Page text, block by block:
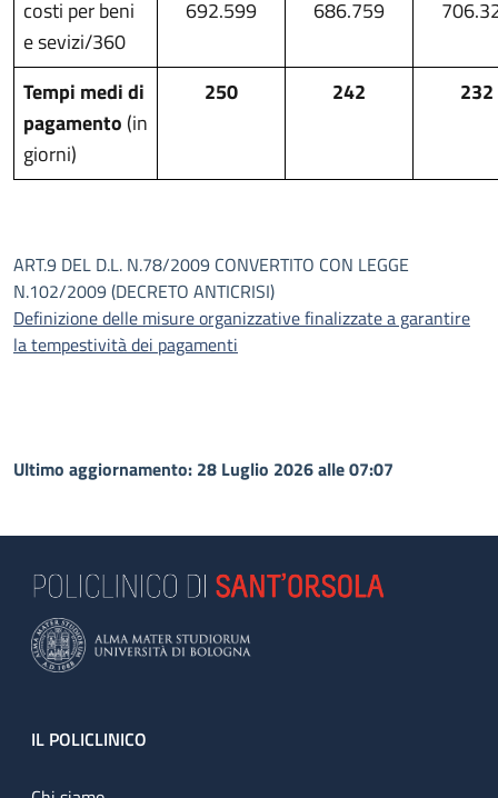
costi per beni
e sevizi/360
692.599 686.759
Tempi medi di
pagamento (in
giorni)
250 242 232
ART.9 DEL D.L. N.78/2009 CONVERTITO CON LEGGE
N.102/2009 (DECRETO ANTICRISI)
Definizione delle misure organizzative finalizzate a garantire
la tempestività dei pagamenti
Ultimo aggiornamento: 28 Luglio 2026 alle 07:07
Footer
IL POLICLINICO